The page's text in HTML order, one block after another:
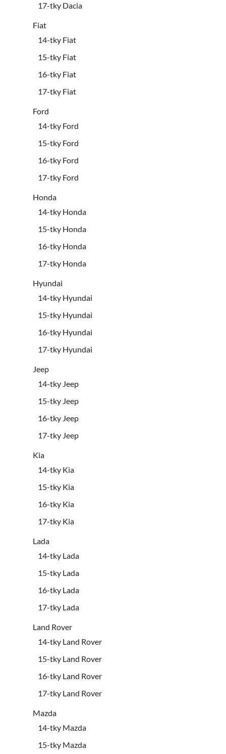
17-tky Dacia
Fiat
14-tky Fiat
15-tky Fiat
16-tky Fiat
17-tky Fiat
Ford
14-tky Ford
15-tky Ford
16-tky Ford
17-tky Ford
Honda
14-tky Honda
15-tky Honda
16-tky Honda
17-tky Honda
Hyundai
14-tky Hyundai
15-tky Hyundai
16-tky Hyundai
17-tky Hyundai
Jeep
14-tky Jeep
15-tky Jeep
16-tky Jeep
17-tky Jeep
Kia
14-tky Kia
15-tky Kia
16-tky Kia
17-tky Kia
Lada
14-tky Lada
15-tky Lada
16-tky Lada
17-tky Lada
Land Rover
14-tky Land Rover
15-tky Land Rover
16-tky Land Rover
17-tky Land Rover
Mazda
14-tky Mazda
15-tky Mazda